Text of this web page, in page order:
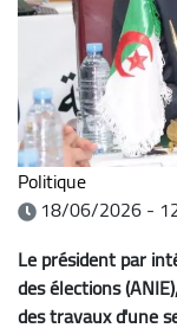
Politique
18/06/2026 -
Le président par
des élections
des travaux d'une